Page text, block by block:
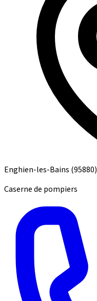
Enghien-les-Bains (95880)
Caserne de pompiers